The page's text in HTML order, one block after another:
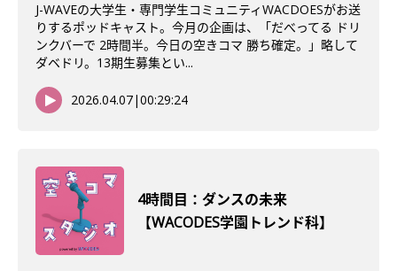
J-WAVEの大学生・専門学生コミュニティWACDOESがお送
りするポッドキャスト。今月の企画は、「だべってる ドリ
ンクバーで 2時間半。今日の空きコマ 勝ち確定。」略して
ダベドリ。13期生募集とい...
2026.04.07|00:29:24
4時間目：ダンスの未来
【WACODES学園トレンド科】